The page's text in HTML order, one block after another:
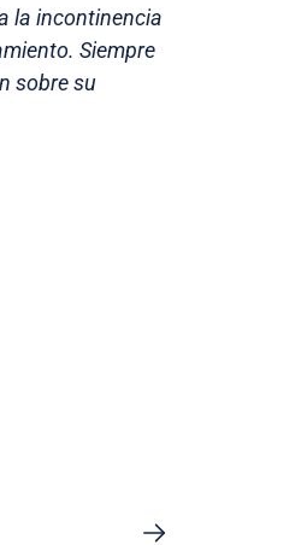
la incontinencia
Siempre
sobre su